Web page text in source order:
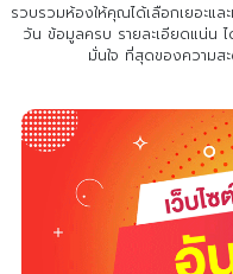
รวบรวมห้องให้คุณได้เลือกเยอะแ
วัน ข้อมูลครบ รายละเอียดแน่น
มั่นใจ ที่สุดของความส